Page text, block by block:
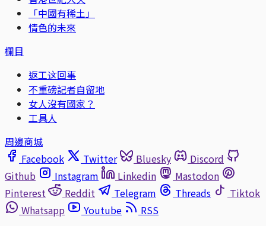
「中國有稀土」
情色的未來
欄目
返工这回事
不重磅記者自留地
女人沒有國家？
工具人
周邊商城
Facebook
Twitter Bluesky
Discord
Github
Instagram Linkedin
Mastodon
Pinterest
Reddit Telegram Threads
Tiktok
Whatsapp
Youtube
RSS